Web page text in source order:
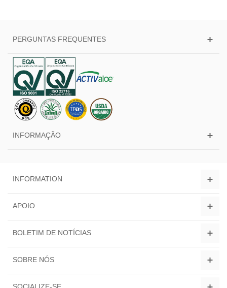
PERGUNTAS FREQUENTES
INFORMAÇÃO
INFORMATION
APOIO
BOLETIM DE NOTÍCIAS
SOBRE NÓS